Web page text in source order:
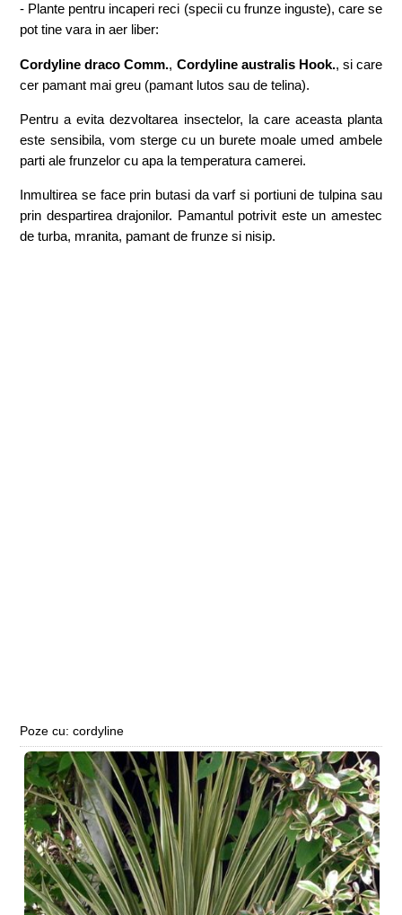
- Plante pentru incaperi reci (specii cu frunze inguste), care se
pot tine vara in aer liber:
Cordyline draco Comm., Cordyline australis Hook., si care
cer pamant mai greu (pamant lutos sau de telina).
Pentru a evita dezvoltarea insectelor, la care aceasta planta
este sensibila, vom sterge cu un burete moale umed ambele
parti ale frunzelor cu apa la temperatura camerei.
Inmultirea se face prin butasi da varf si portiuni de tulpina sau
prin despartirea drajonilor. Pamantul potrivit este un amestec
de turba, mranita, pamant de frunze si nisip.
Poze cu: cordyline